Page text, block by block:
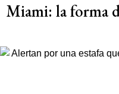
Miami: la forma